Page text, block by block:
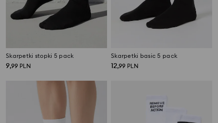
Skarpetki stopki 5 pack
9,99 PLN
Skarpetki basic 5 pack
12,99 PLN